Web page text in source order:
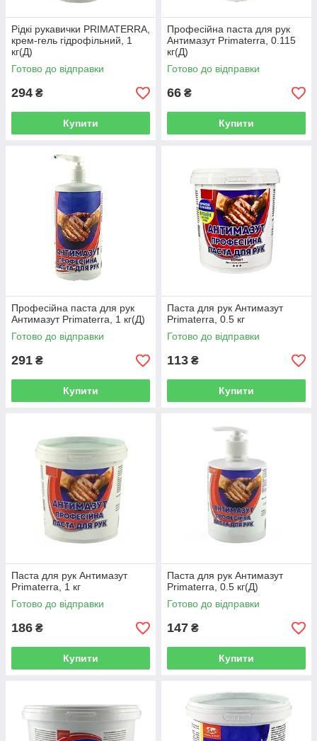
Рідкі рукавички PRIMATERRA,
крем-гель гідрофільний, 1
кг(Д)
Готово до відправки
294 ₴
Купити
Професійна паста для рук
Антимазут Primaterra, 0.115
кг(Д)
Готово до відправки
66 ₴
Купити
Професійна паста для рук
Антимазут Primaterra, 1 кг(Д)
Готово до відправки
291 ₴
Купити
Паста для рук Антимазут
Primaterra, 0.5 кг
Готово до відправки
113 ₴
Купити
Паста для рук Антимазут
Primaterra, 1 кг
Готово до відправки
186 ₴
Купити
Паста для рук Антимазут
Primaterra, 0.5 кг(Д)
Готово до відправки
147 ₴
Купити